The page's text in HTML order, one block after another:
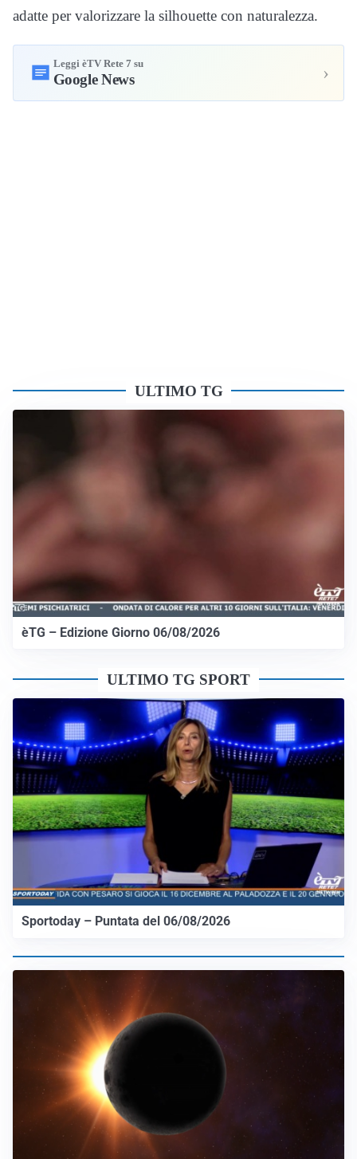
adatte per valorizzare la silhouette con naturalezza.
Leggi èTV Rete 7 su
Google News ›
ULTIMO TG
èTG – Edizione Giorno 06/08/2026
ULTIMO TG SPORT
Sportoday – Puntata del 06/08/2026